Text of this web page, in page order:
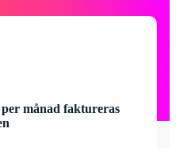
månad faktureras